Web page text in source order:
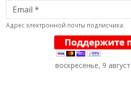
Email
Адрес электронной почты подписчика.
воскресенье, 9